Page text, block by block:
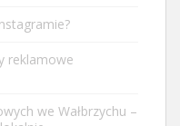
reklamowe
we Wałbrzychu –